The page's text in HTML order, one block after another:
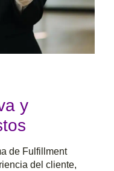
y
de Fulfillment
del cliente,